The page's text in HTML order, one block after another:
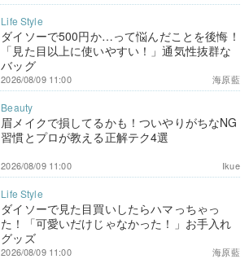
ダイソーで500円か…って悩んだことを後悔！
「見た目以上に使いやすい！」通気性抜群な
バッグ
海原藍
2026/08/09 11:00
眉メイクで損してるかも！ついやりがちなNG
習慣とプロが教える正解テク4選
Ikue
2026/08/09 11:00
ダイソーで見た目買いしたらハマっちゃっ
た！「可愛いだけじゃなかった！」お手入れ
グッズ
海原藍
2026/08/09 11:00